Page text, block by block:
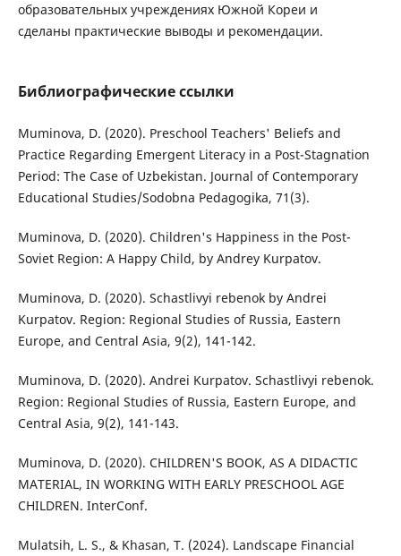
образовательных учреждениях Южной Кореи и
сделаны практические выводы и рекомендации.
Библиографические ссылки
Muminova, D. (2020). Preschool Teachers' Beliefs and
Practice Regarding Emergent Literacy in a Post-Stagnation
Period: The Case of Uzbekistan. Journal of Contemporary
Educational Studies/Sodobna Pedagogika, 71(3).
Muminova, D. (2020). Children's Happiness in the Post-
Soviet Region: A Happy Child, by Andrey Kurpatov.
Muminova, D. (2020). Schastlivyi rebenok by Andrei
Kurpatov. Region: Regional Studies of Russia, Eastern
Europe, and Central Asia, 9(2), 141-142.
Muminova, D. (2020). Andrei Kurpatov. Schastlivyi rebenok.
Region: Regional Studies of Russia, Eastern Europe, and
Central Asia, 9(2), 141-143.
Muminova, D. (2020). CHILDREN'S BOOK, AS A DIDACTIC
MATERIAL, IN WORKING WITH EARLY PRESCHOOL AGE
CHILDREN. InterConf.
Mulatsih, L. S., & Khasan, T. (2024). Landscape Financial